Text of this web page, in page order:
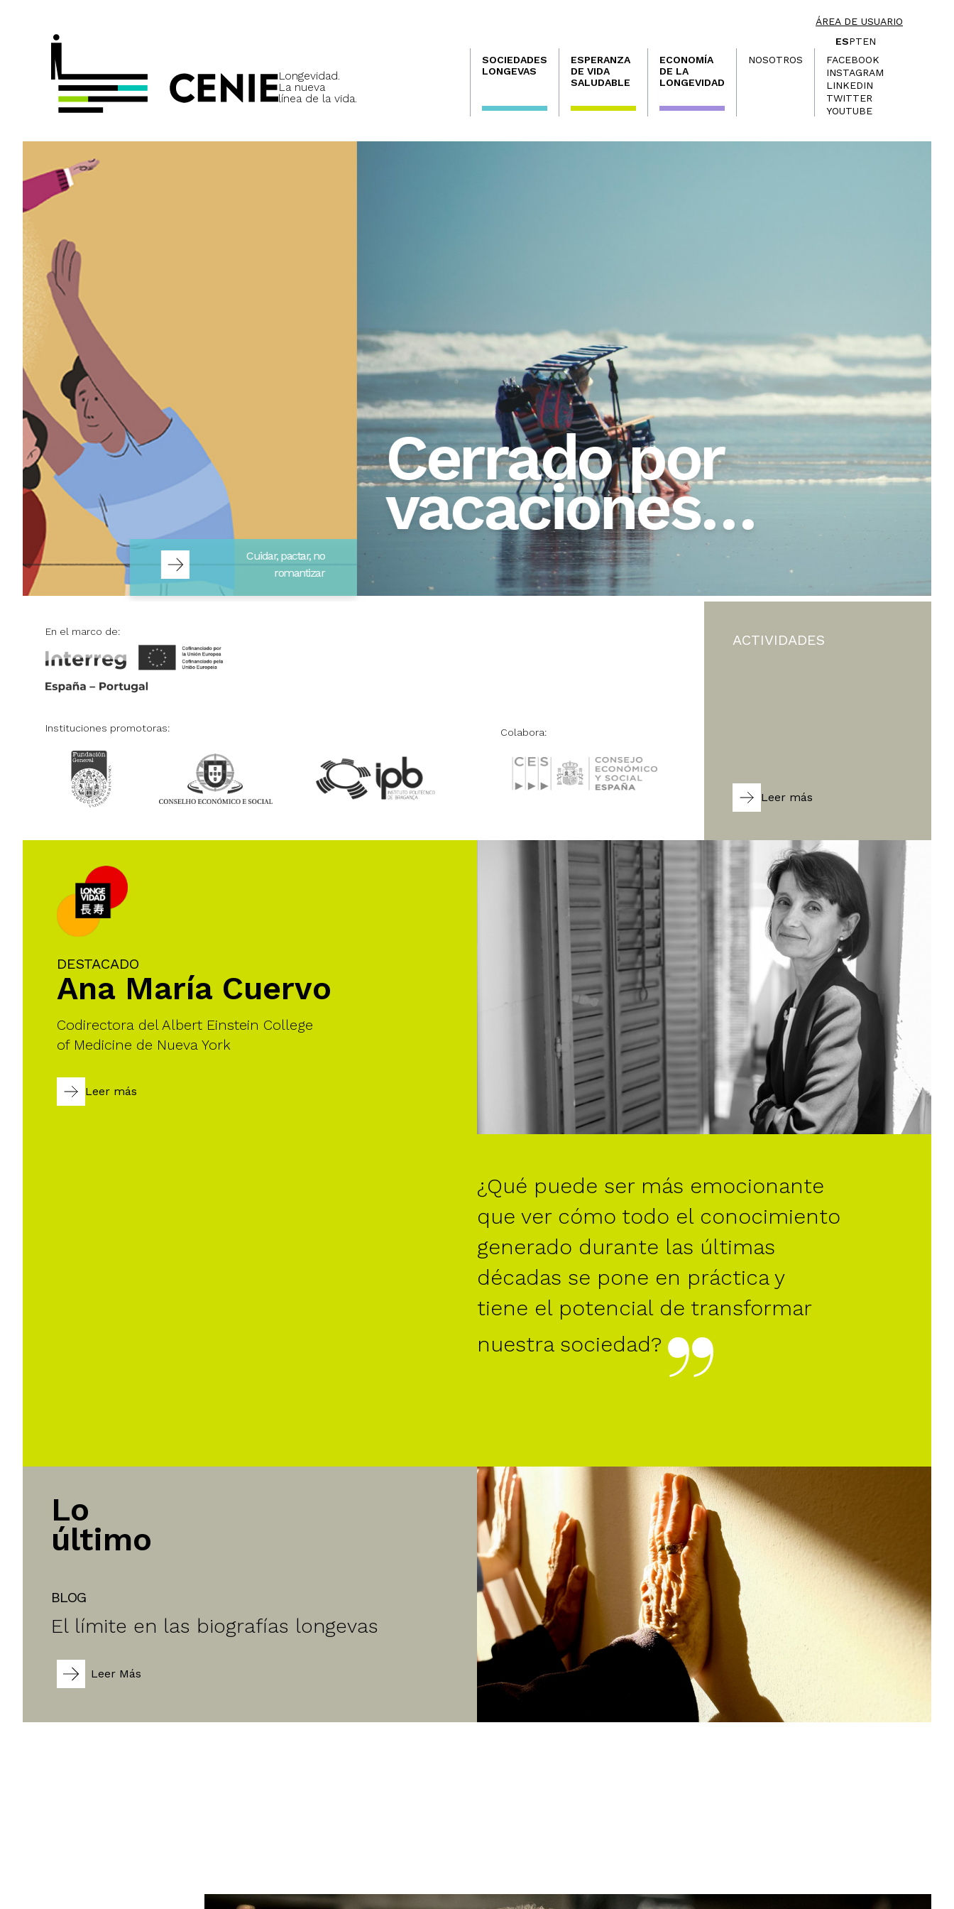
ÁREA DE USUARIO
Longevidad.
La nueva
línea de la vida.
ESPTEN
Navegación
principal
SOCIEDADES
LONGEVAS
ESPERANZA
DE VIDA
SALUDABLE
ECONOMÍA
DE LA
LONGEVIDAD
NOSOTROS
FACEBOOK
INSTAGRAM
LINKEDIN
TWITTER
YOUTUBE
Cerrado por
vacaciones…
Leer post
En el marco de:
Instituciones promotoras: Colabora:
ACTIVIDADES
Leer más
DESTACADO
Ana María Cuervo
Codirectora del Albert Einstein College
of Medicine de Nueva York
Leer más
¿Qué puede ser más emocionante
que ver cómo todo el conocimiento
generado durante las últimas
décadas se pone en práctica y
tiene el potencial de transformar
nuestra sociedad?
Lo
último
BLOG
El límite en las biografías longevas
Leer Más